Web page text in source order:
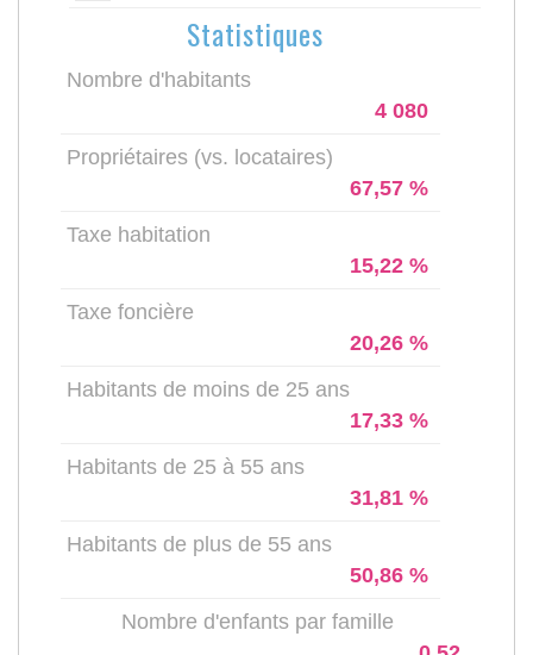
Statistiques
Nombre d'habitants
4 080
Propriétaires (vs. locataires)
67,57 %
Taxe habitation
15,22 %
Taxe foncière
20,26 %
Habitants de moins de 25 ans
17,33 %
Habitants de 25 à 55 ans
31,81 %
Habitants de plus de 55 ans
50,86 %
Nombre d'enfants par famille